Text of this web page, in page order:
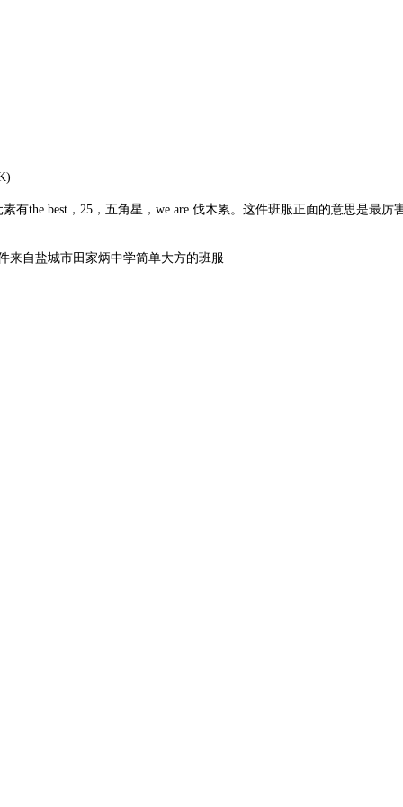
the best，25，五角星，we are 伐木累。这件班服正面的意思是最
来自盐城市田家炳中学简单大方的班服